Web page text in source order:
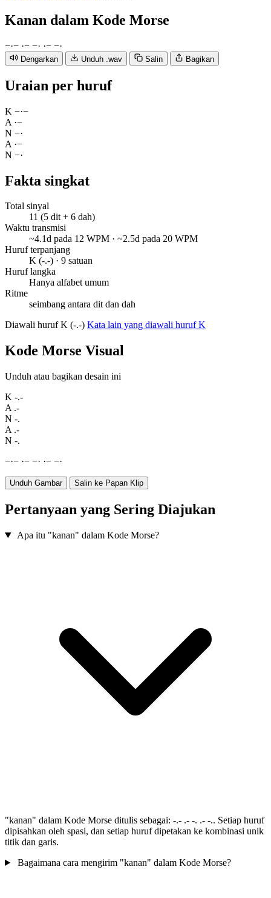
Kanan dalam Kode Morse
−·− ·− −· ·− −·
Dengarkan Unduh .wav Salin Bagikan
Uraian per huruf
K −·−
A ·−
N −·
A ·−
N −·
Fakta singkat
Total sinyal
11 (5 dit + 6 dah)
Waktu transmisi
~4.1d pada 12 WPM · ~2.5d pada 20 WPM
Huruf terpanjang
K (-.-) · 9 satuan
Huruf langka
Hanya alfabet umum
Ritme
seimbang antara dit dan dah
Diawali huruf K (-.-) Kata lain yang diawali huruf K
Kode Morse Visual
Unduh atau bagikan desain ini
K -.-
A .-
N -.
A .-
N -.
−·− ·− −· ·− −·
Unduh Gambar Salin ke Papan Klip
Pertanyaan yang Sering Diajukan
Apa itu "kanan" dalam Kode Morse?
"kanan" dalam Kode Morse ditulis sebagai: -.- .- -. .- -.. Setiap huruf
dipisahkan oleh spasi, dan setiap huruf dipetakan ke kombinasi unik
titik dan garis.
Bagaimana cara mengirim "kanan" dalam Kode Morse?